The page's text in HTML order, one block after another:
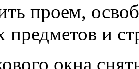
проем,
и
окна